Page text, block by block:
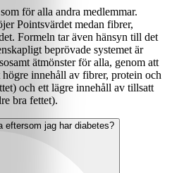
för alla andra medlemmar.
Pointsvärdet medan fibrer,
Formeln tar även hänsyn till det
beprövade systemet är
ätmönster för alla, genom att
högre innehåll av fibrer, protein och
och ett lägre innehåll av tillsatt
bra fettet).
eftersom jag har diabetes?